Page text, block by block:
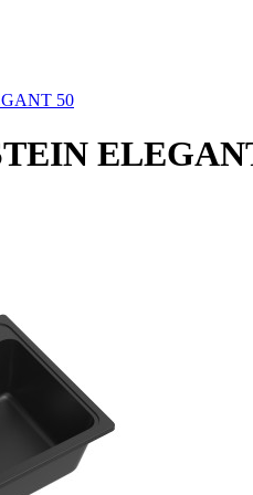
50